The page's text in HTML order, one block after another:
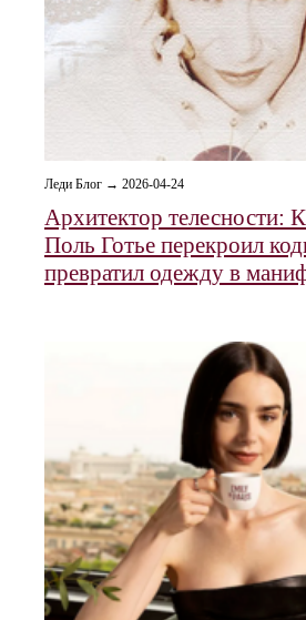
Леди Блог → 2026-04-24
Архитектор телесности:
Поль Готье перекроил
превратил одежду в